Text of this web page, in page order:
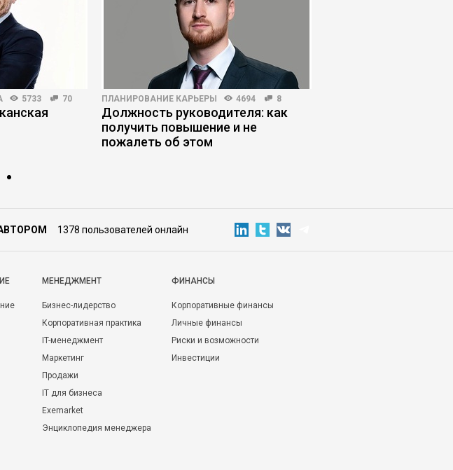
5733 70 ПЛАНИРОВАНИЕ КАРЬЕРЫ 4694 8
Должность руководителя: как
получить повышение и не
пожалеть об этом
1378 пользователей онлайн
МЕНЕДЖМЕНТ
Бизнес-лидерство
Корпоративная практика
IT-менеджмент
Маркетинг
Продажи
IT для бизнеса
Exemarket
Энциклопедия менеджера
ФИНАНСЫ
Корпоративные финансы
Личные финансы
Риски и возможности
Инвестиции